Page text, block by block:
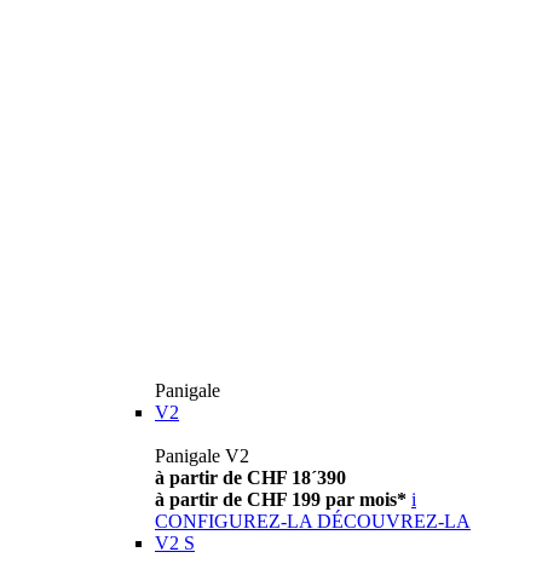
Panigale
V2
Panigale V2
à partir de CHF 18´390
à partir de CHF 199 par mois* i
CONFIGUREZ-LA DÉCOUVREZ-LA
V2 S